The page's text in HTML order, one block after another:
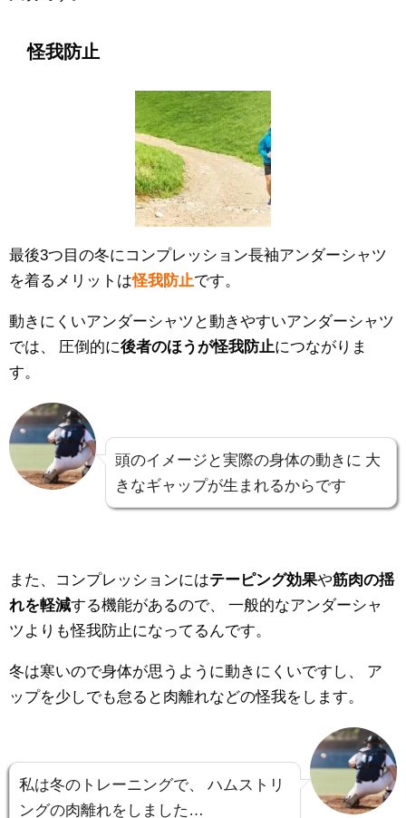
怪我防止
最後3つ目の冬にコンプレッション長袖アンダーシャツ
を着るメリットは怪我防止です。
動きにくいアンダーシャツと動きやすいアンダーシャツ
では、
圧倒的に後者のほうが怪我防止につながりま
す。
頭のイメージと実際の身体の動きに 大
きなギャップが生まれるからです
また、コンプレッションにはテーピング効果や筋肉の揺
れを軽減する機能があるので、
一般的なアンダーシャ
ツよりも怪我防止になってるんです。
冬は寒いので身体が思うように動きにくいですし、
ア
ップを少しでも怠ると肉離れなどの怪我をします。
私は冬のトレーニングで、
ハムストリ
ングの肉離れをしました…